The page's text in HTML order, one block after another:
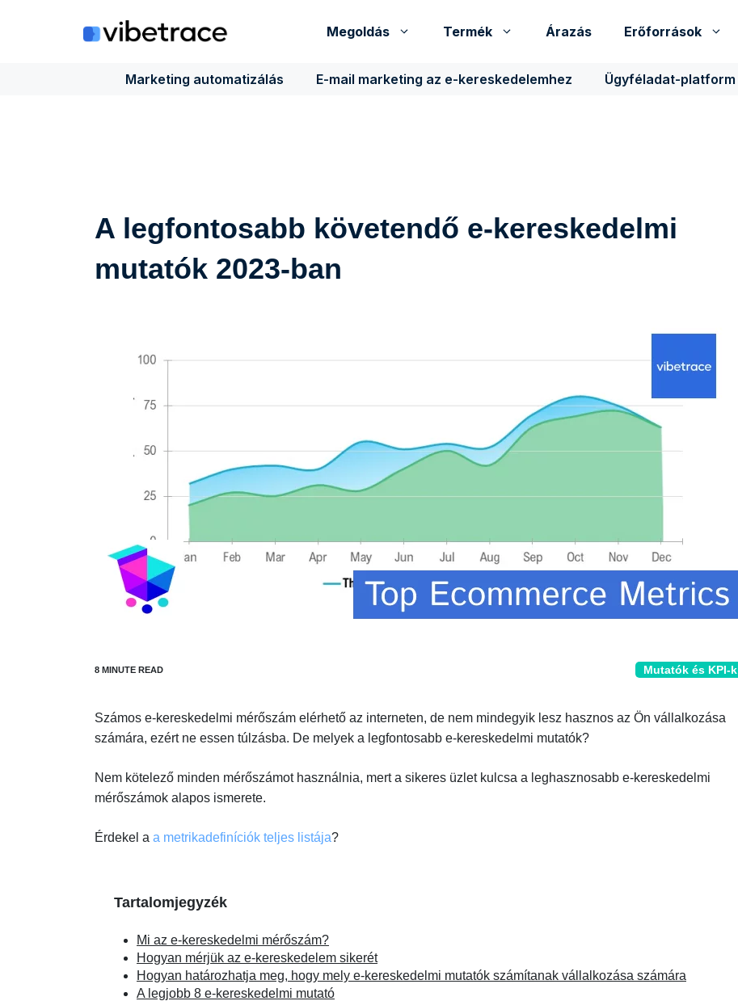
Megoldás Termék Árazás Erőforrások
Marketing automatizálás E-mail marketing az e-kereskedelemhez Ügyféladat-platform
A legfontosabb követendő e-kereskedelmi
mutatók 2023-ban
Mutatók és KPI-k
Számos e-kereskedelmi mérőszám elérhető az interneten, de nem mindegyik lesz hasznos az Ön vállalkozása
számára, ezért ne essen túlzásba. De melyek a legfontosabb e-kereskedelmi mutatók?
Nem kötelező minden mérőszámot használnia, mert a sikeres üzlet kulcsa a leghasznosabb e-kereskedelmi
mérőszámok alapos ismerete.
Érdekel a a metrikadefiníciók teljes listája?
Tartalomjegyzék
Mi az e-kereskedelmi mérőszám?
Hogyan mérjük az e-kereskedelem sikerét
Hogyan határozhatja meg, hogy mely e-kereskedelmi mutatók számítanak vállalkozása számára
A legjobb 8 e-kereskedelmi mutató